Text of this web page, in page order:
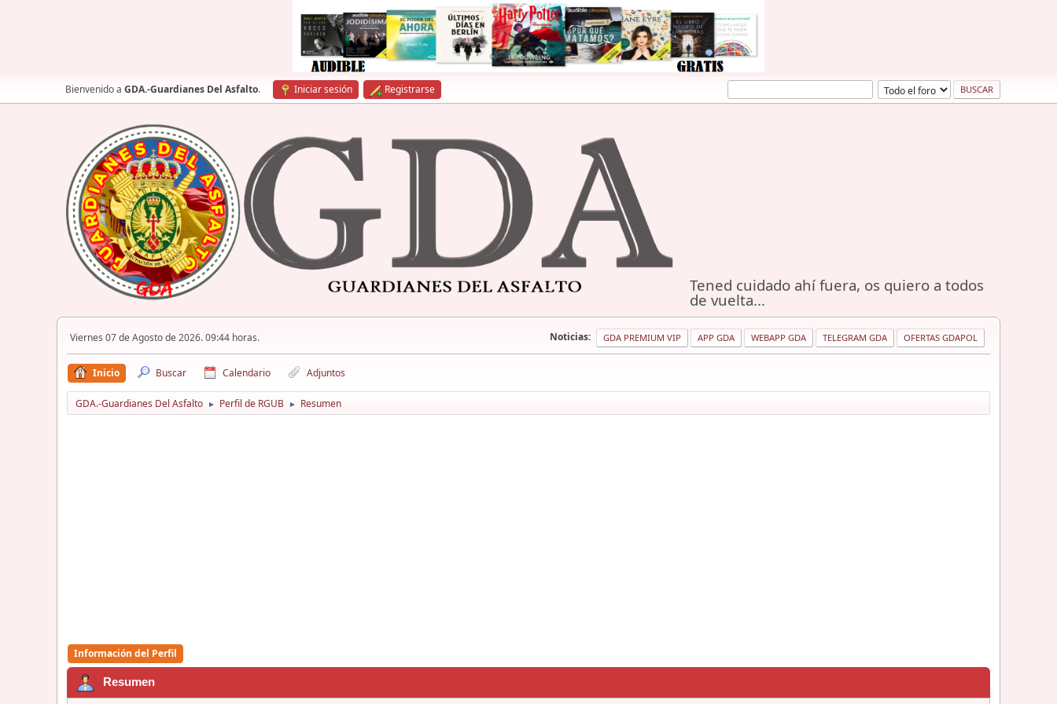
Bienvenido a GDA.-Guardianes Del Asfalto. Iniciar sesión Registrarse
Tened cuidado ahí fuera, os quiero a todos
de vuelta...
Viernes 07 de Agosto de 2026. 09:44 horas. Noticias: GDA PREMIUM VIP APP GDA WEBAPP GDA TELEGRAM GDA OFERTAS GDAPOL
Inicio Buscar Calendario Adjuntos
GDA.-Guardianes Del Asfalto ► Perfil de RGUB ► Resumen
Información del Perfil
Resumen